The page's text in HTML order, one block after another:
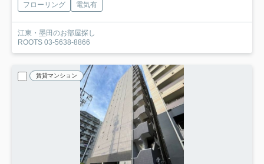
フローリング
電気有
江東・墨田のお部屋探し
ROOTS 03-5638-8866
賃貸マンション